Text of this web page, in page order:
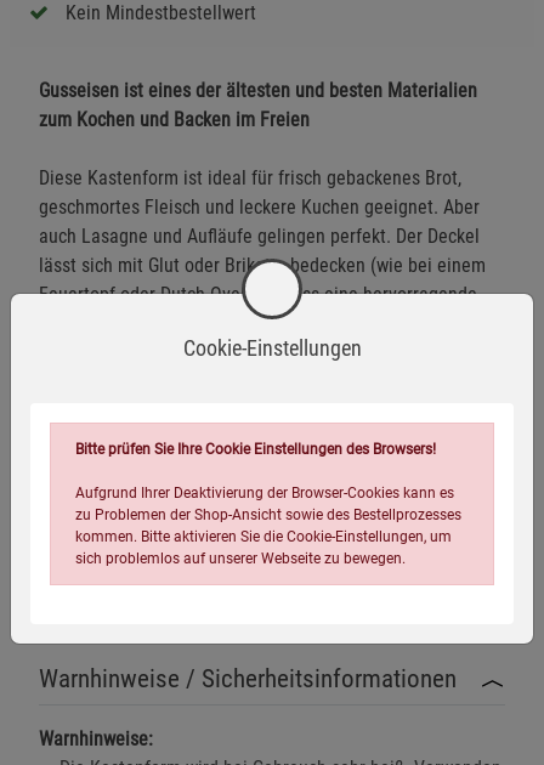
Kein Mindestbestellwert
Gusseisen ist eines der ältesten und besten Materialien
zum Kochen und Backen im Freien
Diese Kastenform ist ideal für frisch gebackenes Brot,
geschmortes Fleisch und leckere Kuchen geeignet. Aber
auch Lasagne und Aufläufe gelingen perfekt. Der Deckel
lässt sich mit Glut oder Briketts bedecken (wie bei einem
Feuertopf oder Dutch Oven), sodass eine hervorragende
Rundumwärme entsteht. Im Backofen funktioniert die
Kastenform als Bräter. Der Deckel kann umgedreht auch
werden!
Gewicht: 4,8 kg
Füllmenge:3 l
Warnhinweise / Sicherheitsinformationen
Warnhinweise:
Cookie-Einstellungen
Bitte prüfen Sie Ihre Cookie Einstellungen des Browsers!
Aufgrund Ihrer Deaktivierung der Browser-Cookies kann es
zu Problemen der Shop-Ansicht sowie des Bestellprozesses
kommen. Bitte aktivieren Sie die Cookie-Einstellungen, um
sich problemlos auf unserer Webseite zu bewegen.